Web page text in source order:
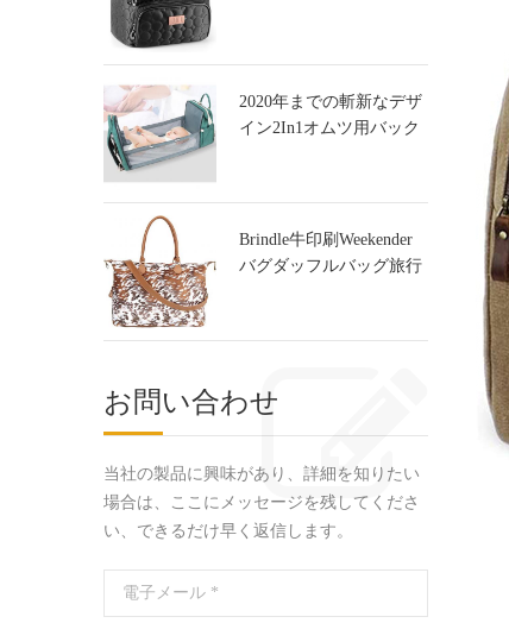
2020年までの斬新なデザ
イン2In1オムツ用バック
Brindle牛印刷Weekender
バグダッフルバッグ旅行
お問い合わせ
当社の製品に興味があり、詳細を知りたい
場合は、ここにメッセージを残してくださ
い、できるだけ早く返信します。